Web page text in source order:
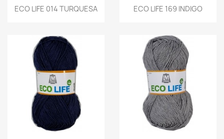
ECO LIFE 014 TURQUESA ECO LIFE 169 INDIGO